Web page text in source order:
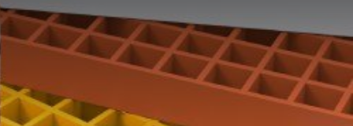
Hızlandırıcılar
Polimerizasyon Başlatıcılar